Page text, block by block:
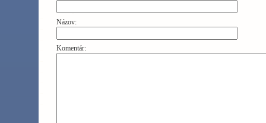
Názov:
Komentár: